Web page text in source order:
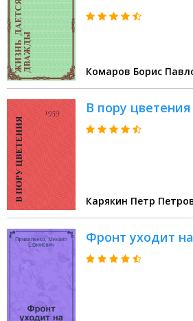
Комаров Борис
В пору
Карякин Петр
Фронт уходит